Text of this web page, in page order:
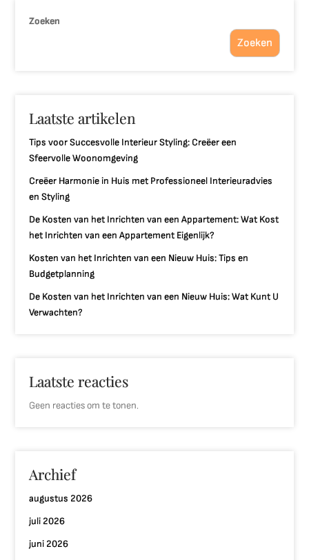
Zoeken
Zoeken
Laatste artikelen
Tips voor Succesvolle Interieur Styling: Creëer een
Sfeervolle Woonomgeving
Creëer Harmonie in Huis met Professioneel Interieuradvies
en Styling
De Kosten van het Inrichten van een Appartement: Wat Kost
het Inrichten van een Appartement Eigenlijk?
Kosten van het Inrichten van een Nieuw Huis: Tips en
Budgetplanning
De Kosten van het Inrichten van een Nieuw Huis: Wat Kunt U
Verwachten?
Laatste reacties
Geen reacties om te tonen.
Archief
augustus 2026
juli 2026
juni 2026